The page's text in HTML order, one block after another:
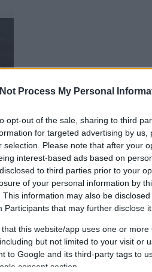
Process My Personal
opt-out of the sale, sharing to third
for targeted advertising by
selection. Please note that after your
interest-based ads based on
to third parties prior to your
of your personal information by
This information may also be
Participants that may further disclose
that this website/app uses one or
but not limited to your visit or
to Google and its third-party tags to
consent section.